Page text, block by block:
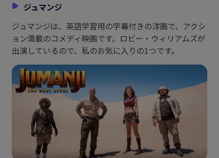
ジュマンジ
ジュマンジは、英語学習用の字幕付きの洋画で、アクシ
ョン満載のコメディ映画です。ロビー・ウィリアムズが
出演しているので、私のお気に入りの1つです。